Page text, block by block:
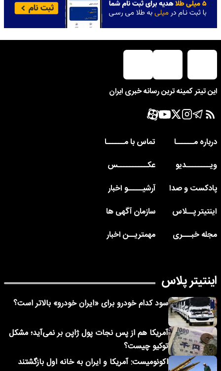
این تیتر کمینه ترین رسانه خبری ایران
درباره مــــــا
تماس با مــــــا
ویــــــــدیو
عکــــــــــس
پادکست و صدا
آرشیـــــو اخبار
اینتیتر پــلاس
سازمان آگهی ها
مجله خبـــری
مهمتریــن اخبار
اینتیتر پلاس
سود کدام خودرو برای «ایران خودرو» بالاتر است؟
آمریکا هم از پس نجات پول ژاپن بر نمی‌آید؛ مشکل
توکیو چیست؟
اکونومیست: آمریکا و ایران به خانه اول بازگشتند